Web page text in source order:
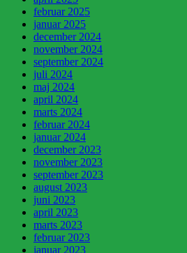
februar 2025
januar 2025
december 2024
november 2024
september 2024
juli 2024
maj 2024
april 2024
marts 2024
februar 2024
januar 2024
december 2023
november 2023
september 2023
august 2023
juni 2023
april 2023
marts 2023
februar 2023
januar 2023